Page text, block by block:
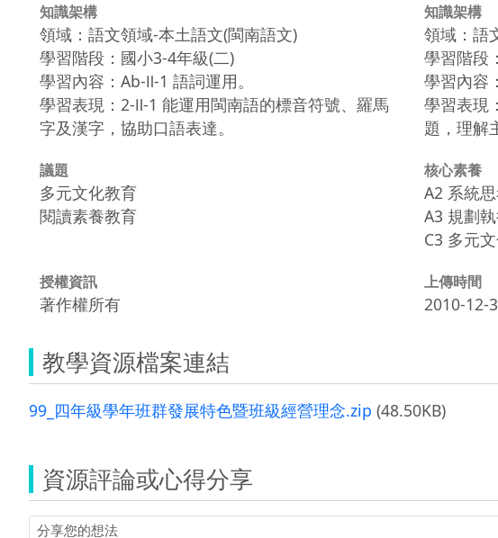
知識架構
領域：語文領域-本土語文(閩南語文)
學習階段：國小3-4年級(二)
學習內容：Ab-Ⅱ-1 語詞運用。
學習表現：2-Ⅱ-1 能運用閩南語的標音符號、羅馬
字及漢字，協助口語表達。
知識架構
領域：語
學習階段
學習內容
學習表現
題，理解
議題
多元文化教育
閱讀素養教育
核心素養
A2 系統
A3 規劃
C3 多元
授權資訊
著作權所有
上傳時間
2010-12-
教學資源檔案連結
99_四年級學年班群發展特色暨班級經營理念.zip (48.50KB)
資源評論或心得分享